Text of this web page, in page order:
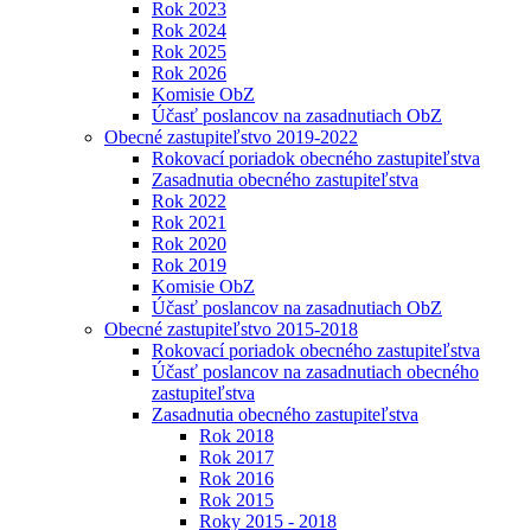
Rok 2023
Rok 2024
Rok 2025
Rok 2026
Komisie ObZ
Účasť poslancov na zasadnutiach ObZ
Obecné zastupiteľstvo 2019-2022
Rokovací poriadok obecného zastupiteľstva
Zasadnutia obecného zastupiteľstva
Rok 2022
Rok 2021
Rok 2020
Rok 2019
Komisie ObZ
Účasť poslancov na zasadnutiach ObZ
Obecné zastupiteľstvo 2015-2018
Rokovací poriadok obecného zastupiteľstva
Účasť poslancov na zasadnutiach obecného
zastupiteľstva
Zasadnutia obecného zastupiteľstva
Rok 2018
Rok 2017
Rok 2016
Rok 2015
Roky 2015 - 2018